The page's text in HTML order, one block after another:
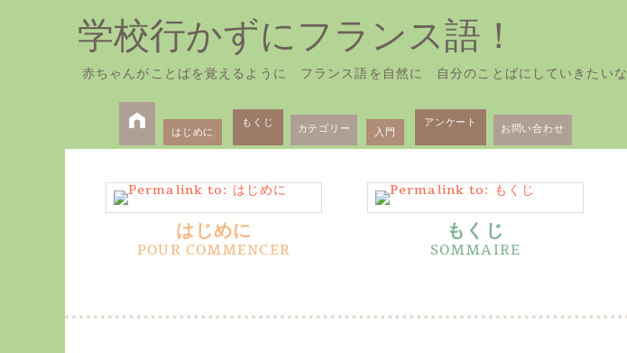
学校行かずにフランス語！
赤ちゃんがことばを覚えるように フランス語を自然に 自分のことばにしていきたいな
Primary
Menu
Skip
to
content
はじめに
もくじ カテゴリー 入門
アンケート お問い合わせ
はじめに もくじ